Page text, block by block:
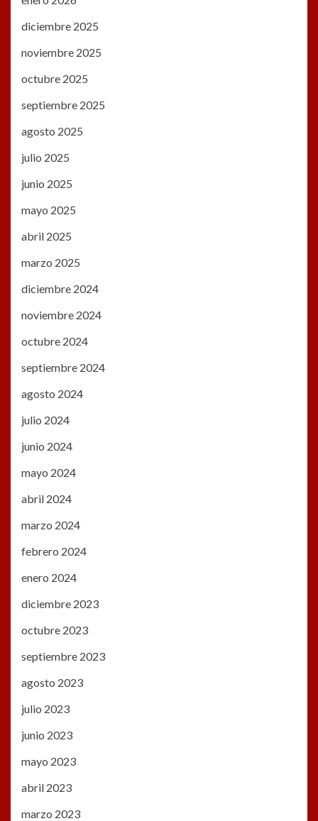
diciembre 2025
noviembre 2025
octubre 2025
septiembre 2025
agosto 2025
julio 2025
junio 2025
mayo 2025
abril 2025
marzo 2025
diciembre 2024
noviembre 2024
octubre 2024
septiembre 2024
agosto 2024
julio 2024
junio 2024
mayo 2024
abril 2024
marzo 2024
febrero 2024
enero 2024
diciembre 2023
octubre 2023
septiembre 2023
agosto 2023
julio 2023
junio 2023
mayo 2023
abril 2023
marzo 2023